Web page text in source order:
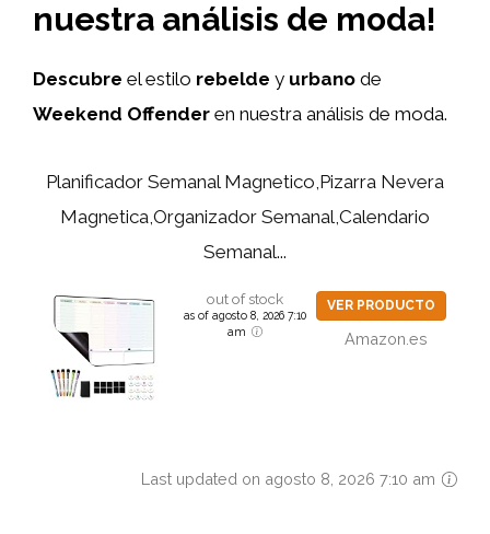
nuestra análisis de moda!
Descubre el estilo rebelde y urbano de
Weekend Offender en nuestra análisis de moda.
Planificador Semanal Magnetico,Pizarra Nevera
Magnetica,Organizador Semanal,Calendario
Semanal...
out of stock
as of agosto 8, 2026 7:10
am
VER PRODUCTO
Amazon.es
Last updated on agosto 8, 2026 7:10 am